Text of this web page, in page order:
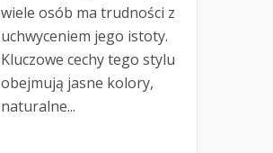
wiele osób ma trudności z
uchwyceniem jego istoty.
Kluczowe cechy tego stylu
obejmują jasne kolory,
naturalne...